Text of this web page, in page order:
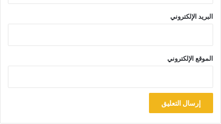
البريد الإلكتروني
الموقع الإلكتروني